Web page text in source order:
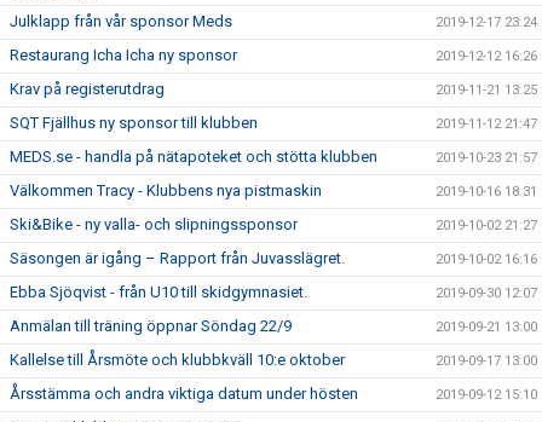
Julklapp från vår sponsor Meds 2019-12-17 23:24
Restaurang Icha Icha ny sponsor 2019-12-12 16:26
Krav på registerutdrag 2019-11-21 13:25
SQT Fjällhus ny sponsor till klubben 2019-11-12 21:47
MEDS.se - handla på nätapoteket och stötta klubben 2019-10-23 21:57
Välkommen Tracy - Klubbens nya pistmaskin 2019-10-16 18:31
Ski&Bike - ny valla- och slipningssponsor 2019-10-02 21:27
Säsongen är igång – Rapport från Juvasslägret. 2019-10-02 16:16
Ebba Sjöqvist - från U10 till skidgymnasiet. 2019-09-30 12:07
Anmälan till träning öppnar Söndag 22/9 2019-09-21 13:00
Kallelse till Årsmöte och klubbkväll 10:e oktober 2019-09-17 13:00
Årsstämma och andra viktiga datum under hösten 2019-09-12 15:10